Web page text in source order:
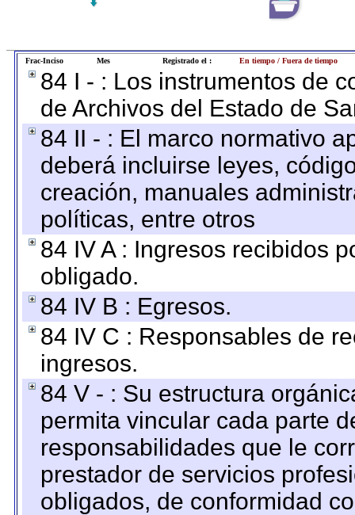
Frac-Inciso Mes Registrado el : En tiempo / Fuera de tiempo
84 I - : Los instrumentos de
de Archivos del Estado de
84 II - : El marco normativo
deberá incluirse leyes,
creación, manuales
políticas, entre otros
84 IV A : Ingresos recibidos
obligado.
84 IV B : Egresos.
84 IV C : Responsables de
ingresos.
84 V - : Su estructura
permita vincular cada parte
responsabilidades que le
prestador de servicios
obligados, de conformidad